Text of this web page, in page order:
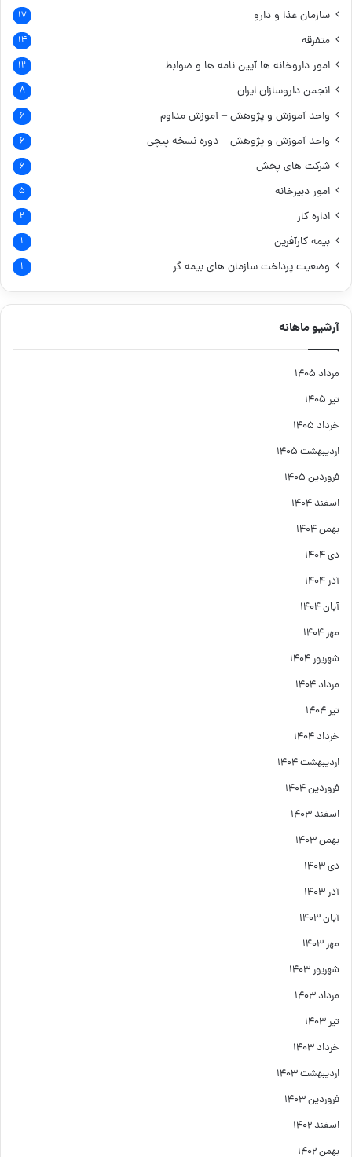
سازمان غذا و دارو ۱۷
متفرقه ۱۴
امور داروخانه ها آیین نامه ها و ضوابط ۱۲
انجمن داروسازان ایران ۸
واحد آموزش و پژوهش – آموزش مداوم ۶
واحد آموزش و پژوهش – دوره نسخه پیچی ۶
شرکت های پخش ۶
امور دبیرخانه ۵
اداره کار ۲
بیمه کارآفرین ۱
وضعیت پرداخت سازمان های بیمه گر ۱
آرشیو ماهانه
مرداد ۱۴۰۵
تیر ۱۴۰۵
خرداد ۱۴۰۵
اردیبهشت ۱۴۰۵
فروردین ۱۴۰۵
اسفند ۱۴۰۴
بهمن ۱۴۰۴
دی ۱۴۰۴
آذر ۱۴۰۴
آبان ۱۴۰۴
مهر ۱۴۰۴
شهریور ۱۴۰۴
مرداد ۱۴۰۴
تیر ۱۴۰۴
خرداد ۱۴۰۴
اردیبهشت ۱۴۰۴
فروردین ۱۴۰۴
اسفند ۱۴۰۳
بهمن ۱۴۰۳
دی ۱۴۰۳
آذر ۱۴۰۳
آبان ۱۴۰۳
مهر ۱۴۰۳
شهریور ۱۴۰۳
مرداد ۱۴۰۳
تیر ۱۴۰۳
خرداد ۱۴۰۳
اردیبهشت ۱۴۰۳
فروردین ۱۴۰۳
اسفند ۱۴۰۲
بهمن ۱۴۰۲